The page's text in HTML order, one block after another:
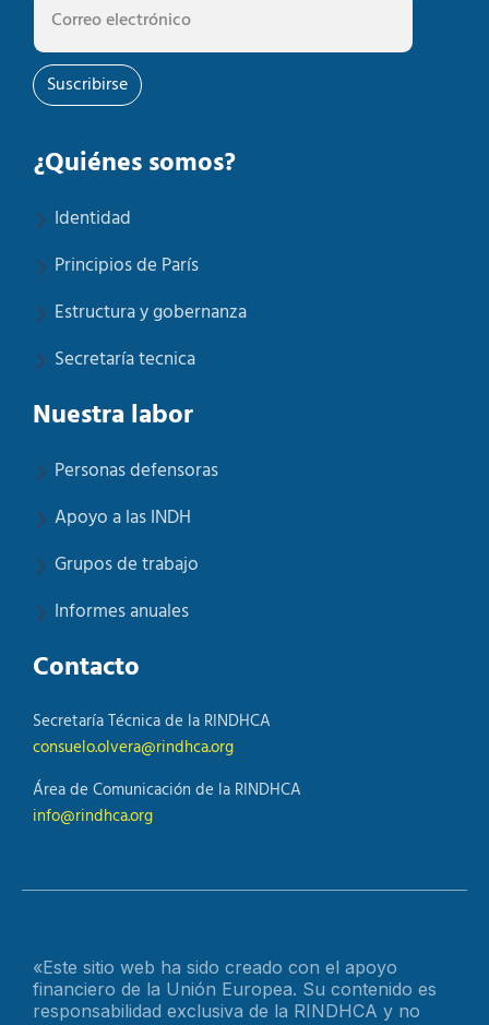
Suscribirse
¿Quiénes somos?
Identidad
Principios de París
Estructura y gobernanza
Secretaría tecnica
Nuestra labor
Personas defensoras
Apoyo a las INDH
Grupos de trabajo
Informes anuales
Contacto
Secretaría Técnica de la RINDHCA
consuelo.olvera@rindhca.org
Área de Comunicación de la RINDHCA
info@rindhca.org
«Este sitio web ha sido creado con el apoyo
financiero de la Unión Europea. Su contenido es
responsabilidad exclusiva de la RINDHCA y no